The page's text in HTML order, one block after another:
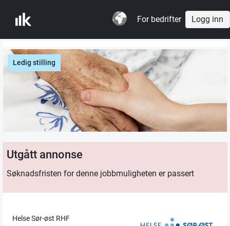
For bedrifter Logg inn
Ledig stilling
Utgått annonse
Søknadsfristen for denne jobbmuligheten er passert
Helse Sør-øst RHF